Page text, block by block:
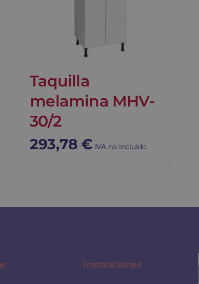
Taquilla
melamina MHV-
30/2
293,78 € IVA no incluido
Instalaciones